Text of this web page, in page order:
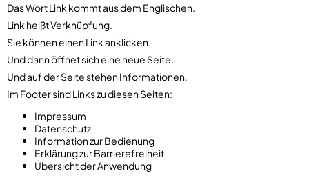
Das Wort Link kommt aus dem Englischen.
Link heißt Verknüpfung.
Sie können einen Link anklicken.
Und dann öffnet sich eine neue Seite.
Und auf der Seite stehen Informationen.
Im Footer sind Links zu diesen Seiten:
Impressum
Datenschutz
Information zur Bedienung
Erklärung zur Barrierefreiheit
Übersicht der Anwendung